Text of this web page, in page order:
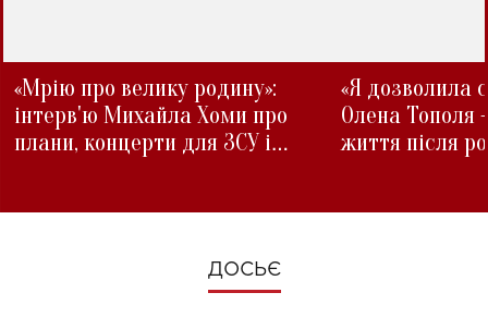
«Мрію про велику родину»:
інтерв'ю Михайла Хоми про
плани, концерти для ЗСУ і
«Я дозволила
Олена Тополя
життя після
ДОСЬЄ